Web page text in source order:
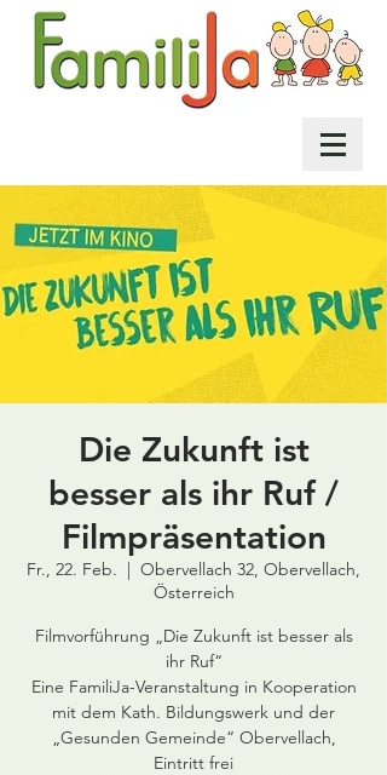
Die Zukunft ist
besser als ihr Ruf /
Filmpräsentation
Fr., 22. Feb.
  |
Obervellach 32, Obervellach,
Österreich
Filmvorführung „Die Zukunft ist besser als
ihr Ruf“
Eine FamiliJa-Veranstaltung in Kooperation
mit dem Kath. Bildungswerk und der
„Gesunden Gemeinde“ Obervellach,
Eintritt frei